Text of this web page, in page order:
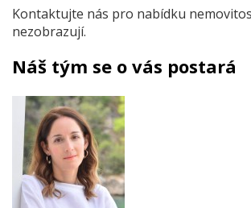
Kontaktujte nás pro nabídku
nezobrazují.
Náš tým se o vás postará